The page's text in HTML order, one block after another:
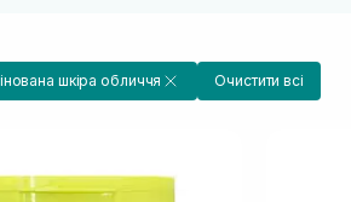
шкіра обличчя Очистити всі